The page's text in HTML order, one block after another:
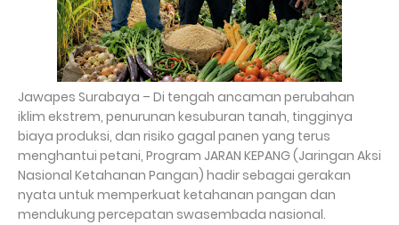
Jawapes Surabaya – Di tengah ancaman perubahan
iklim ekstrem, penurunan kesuburan tanah, tingginya
biaya produksi, dan risiko gagal panen yang terus
menghantui petani, Program JARAN KEPANG (Jaringan Aksi
Nasional Ketahanan Pangan) hadir sebagai gerakan
nyata untuk memperkuat ketahanan pangan dan
mendukung percepatan swasembada nasional.